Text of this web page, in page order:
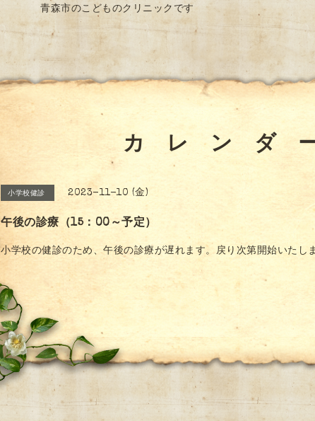
青森市のこどものクリニックです
カ レ ン ダ
小学校健診 2023-11-10 (金)
午後の診療（15：00～予定）
小学校の健診のため、午後の診療が遅れます。戻り次第開始いたし